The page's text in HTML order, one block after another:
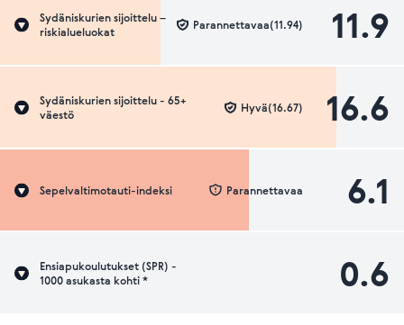
Sydäniskurien sijoittelu –
riskialueluokat
11.9
Parannettavaa(11.94)
Sydäniskurien sijoittelu - 65+
väestö
16.6
Hyvä(16.67)
Sepelvaltimotauti-indeksi 6.1
Parannettavaa
Ensiapukoulutukset (SPR) -
1000 asukasta kohti *
0.6